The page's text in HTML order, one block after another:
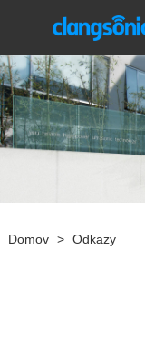
Domov > Odkazy